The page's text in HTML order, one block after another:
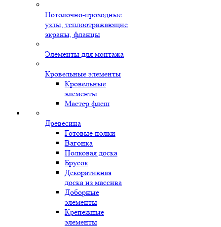
Потолочно-проходные
узлы, теплоотражающие
экраны, фланцы
Элементы для монтажа
Кровельные элементы
Кровельные
элементы
Мастер флеш
Древесина
Готовые полки
Вагонка
Полковая доска
Брусок
Декоративная
доска из массива
Доборные
элементы
Крепежные
элементы